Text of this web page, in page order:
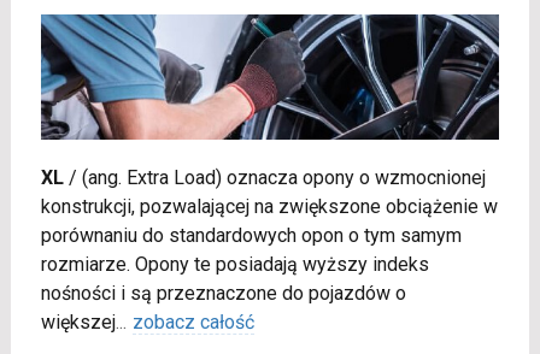
XL/ (ang. Extra Load) oznacza opony o wzmocnionej
konstrukcji, pozwalającej na zwiększone obciążenie w
porównaniu do standardowych opon o tym samym
rozmiarze. Opony te posiadają wyższy indeks
nośności i są przeznaczone do pojazdów o
większej... zobacz całość